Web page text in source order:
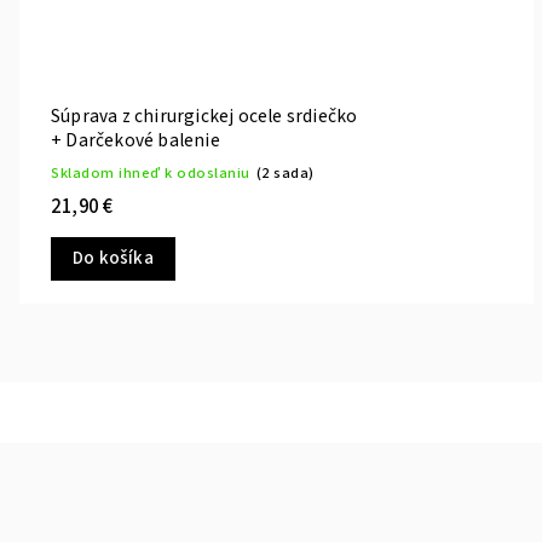
Súprava z chirurgickej ocele srdiečko
+ Darčekové balenie
Skladom ihneď k odoslaniu (2 sada)
21,90 €
Do košíka